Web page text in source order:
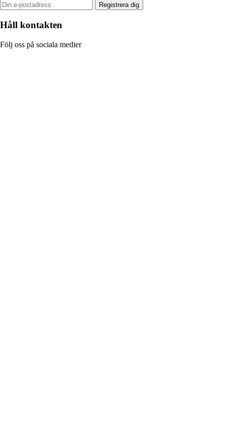
Registrera dig
Håll kontakten
Följ oss på sociala medier